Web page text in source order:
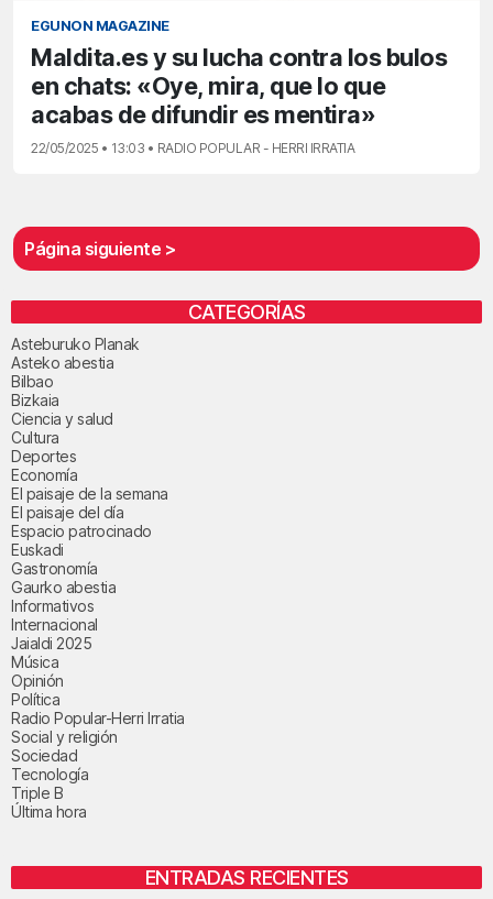
EGUNON MAGAZINE
Maldita.es y su lucha contra los bulos
en chats: «Oye, mira, que lo que
acabas de difundir es mentira»
22/05/2025 • 13:03 • RADIO POPULAR - HERRI IRRATIA
Página siguiente >
CATEGORÍAS
Asteburuko Planak
Asteko abestia
Bilbao
Bizkaia
Ciencia y salud
Cultura
Deportes
Economía
El paisaje de la semana
El paisaje del día
Espacio patrocinado
Euskadi
Gastronomía
Gaurko abestia
Informativos
Internacional
Jaialdi 2025
Música
Opinión
Política
Radio Popular-Herri Irratia
Social y religión
Sociedad
Tecnología
Triple B
Última hora
ENTRADAS RECIENTES